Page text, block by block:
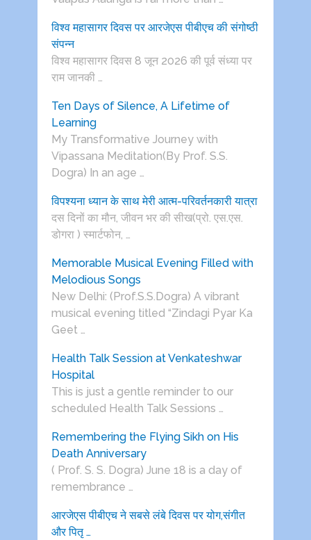
विश्व महासागर दिवस पर आरजेएस पीबीएच की संगोष्ठी
संपन्न
विश्व महासागर दिवस 8 जून 2026 की पूर्व संध्या पर
राम जानकी …
Ten Days of Silence, A Lifetime of
Learning
My Transformative Journey with
Vipassana Meditation(By Prof. S.S.
Dogra) In an age …
विपश्यना ध्यान के साथ मेरी आत्म-परिवर्तनकारी यात्रा
दस दिनों का मौन, जीवन भर की सीख(प्रो. एस.एस.
डोगरा ) स्मार्टफोन, …
Memorable Musical Evening Filled with
Melodious Songs
New Delhi: (Prof.S.S.Dogra) A vibrant
musical evening titled “Zindagi Pyar Ka
Geet …
Health Talk Session at Venkateshwar
Hospital
This is just a gentle reminder to our
scheduled Health Talk Sessions …
Remembering the Flying Sikh on His
Death Anniversary
( Prof. S. S. Dogra) June 18 is a day of
remembrance …
आरजेएस पीबीएच ने सबसे लंबे दिवस पर योग,संगीत
और पितृ …